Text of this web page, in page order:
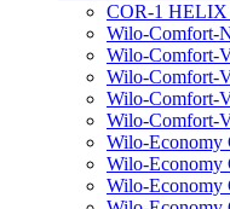
COR-1
Wilo-Comfort-
Wilo-Comfort-
Wilo-Comfort-
Wilo-Comfort-
Wilo-Comfort-
Wilo-Economy
Wilo-Economy
Wilo-